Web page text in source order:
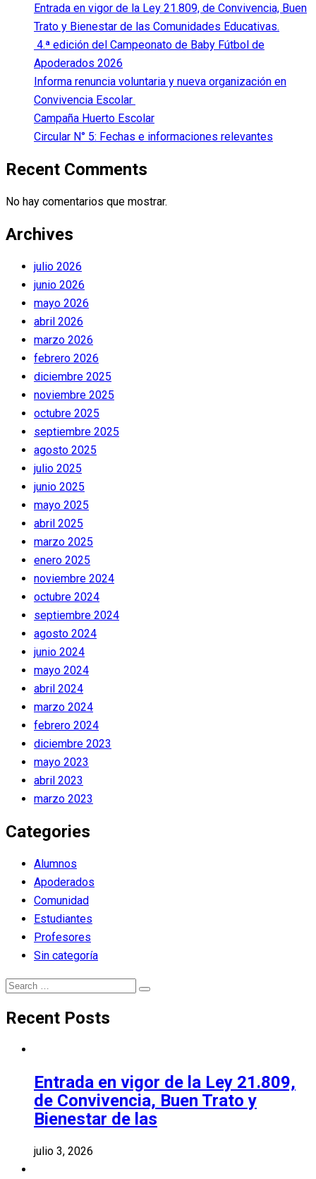
Entrada en vigor de la Ley 21.809, de Convivencia, Buen
Trato y Bienestar de las Comunidades Educativas.
4.ª edición del Campeonato de Baby Fútbol de
Apoderados 2026
Informa renuncia voluntaria y nueva organización en
Convivencia Escolar
Campaña Huerto Escolar
Circular N° 5: Fechas e informaciones relevantes
Recent Comments
No hay comentarios que mostrar.
Archives
julio 2026
junio 2026
mayo 2026
abril 2026
marzo 2026
febrero 2026
diciembre 2025
noviembre 2025
octubre 2025
septiembre 2025
agosto 2025
julio 2025
junio 2025
mayo 2025
abril 2025
marzo 2025
enero 2025
noviembre 2024
octubre 2024
septiembre 2024
agosto 2024
junio 2024
mayo 2024
abril 2024
marzo 2024
febrero 2024
diciembre 2023
mayo 2023
abril 2023
marzo 2023
Categories
Alumnos
Apoderados
Comunidad
Estudiantes
Profesores
Sin categoría
Search
Search
Recent Posts
Entrada en vigor de la Ley 21.809,
de Convivencia, Buen Trato y
Bienestar de las
julio 3, 2026